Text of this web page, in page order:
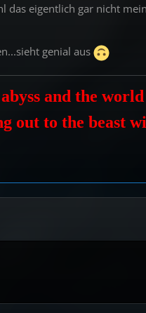
eigentlich gar nicht
genial aus
and the
out to the beast